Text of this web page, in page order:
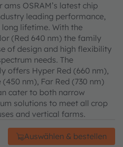
OSRAM’s latest chip
leading performance,
lifetime. With the
(Red 640 nm) the family
of design and high flexibility
needs. The
offers Hyper Red (660 nm),
nm), Far Red (730 nm)
cater to both narrow
solutions to meet all crop
and vertical farms.
Auswählen & bestellen